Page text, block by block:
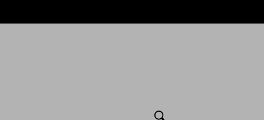
Cerca